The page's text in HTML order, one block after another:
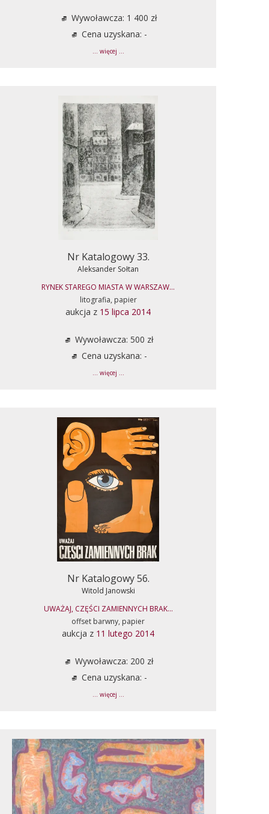
Wywoławcza: 1 400 zł
Cena uzyskana: -
... więcej ...
Nr Katalogowy 33.
Aleksander Sołtan
RYNEK STAREGO MIASTA W WARSZAW...
litografia, papier
aukcja z 15 lipca 2014
Wywoławcza: 500 zł
Cena uzyskana: -
... więcej ...
Nr Katalogowy 56.
Witold Janowski
UWAŻAJ, CZĘŚCI ZAMIENNYCH BRAK...
offset barwny, papier
aukcja z 11 lutego 2014
Wywoławcza: 200 zł
Cena uzyskana: -
... więcej ...